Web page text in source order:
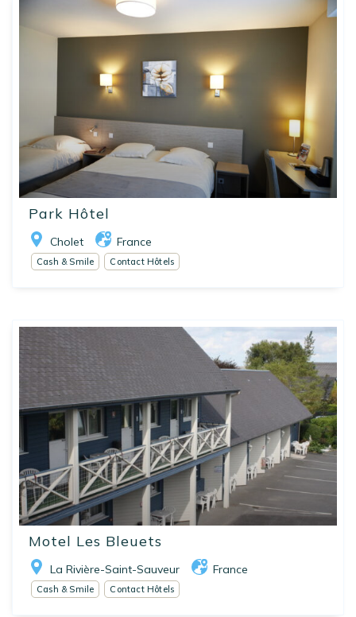
Park Hôtel
Cholet France
Cash & Smile Contact Hôtels
Motel Les Bleuets
La Rivière-Saint-Sauveur France
Cash & Smile Contact Hôtels